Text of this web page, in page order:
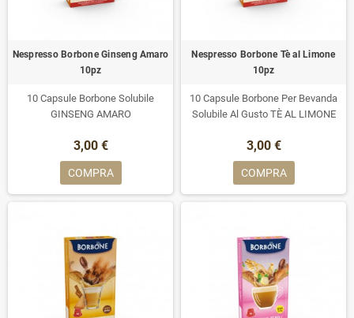
Nespresso Borbone Ginseng Amaro
10pz
10 Capsule Borbone Solubile
GINSENG AMARO
3,00 €
COMPRA
Nespresso Borbone Tè al Limone
10pz
10 Capsule Borbone Per Bevanda
Solubile Al Gusto TÈ AL LIMONE
3,00 €
COMPRA